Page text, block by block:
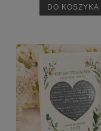
DO KOSZYKA